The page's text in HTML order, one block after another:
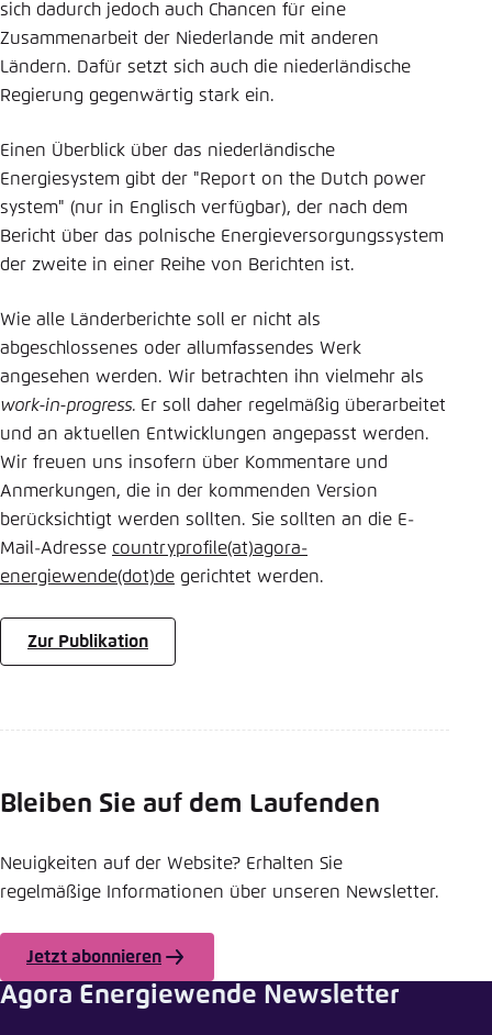
sich dadurch jedoch auch Chancen für eine
Zusammenarbeit der Niederlande mit anderen
Ländern. Dafür setzt sich auch die niederländische
Regierung gegenwärtig stark ein.
Einen Überblick über das niederländische
Energiesystem gibt der "Report on the Dutch power
system" (nur in Englisch verfügbar), der nach dem
Bericht über das polnische Energieversorgungssystem
der zweite in einer Reihe von Berichten ist.
Wie alle Länderberichte soll er nicht als
abgeschlossenes oder allumfassendes Werk
angesehen werden. Wir betrachten ihn vielmehr als
work-in-progress. Er soll daher regelmäßig überarbeitet
und an aktuellen Entwicklungen angepasst werden.
Wir freuen uns insofern über Kommentare und
Anmerkungen, die in der kommenden Version
berücksichtigt werden sollten. Sie sollten an die E-
Mail-Adresse countryprofile(at)agora-
energiewende(dot)de gerichtet werden.
Zur Publikation
Bleiben Sie auf dem Laufenden
Neuigkeiten auf der Website? Erhalten Sie
regelmäßige Informationen über unseren Newsletter.
Jetzt abonnieren
Agora Energiewende Newsletter